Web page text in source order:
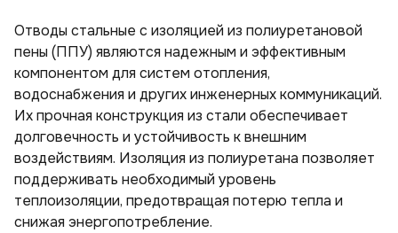
Отводы стальные с изоляцией из полиуретановой
пены (ППУ) являются надежным и эффективным
компонентом для систем отопления,
водоснабжения и других инженерных коммуникаций.
Их прочная конструкция из стали обеспечивает
долговечность и устойчивость к внешним
воздействиям. Изоляция из полиуретана позволяет
поддерживать необходимый уровень
теплоизоляции, предотвращая потерю тепла и
снижая энергопотребление.